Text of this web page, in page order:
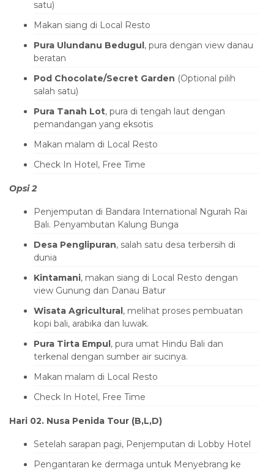
satu)
Makan siang di Local Resto
Pura Ulundanu Bedugul , pura dengan view danau
beratan
Pod Chocolate/Secret Garden (Optional pilih
salah satu)
Pura Tanah Lot, pura di tengah laut dengan
pemandangan yang eksotis
Makan malam di Local Resto
Check In Hotel, Free Time
Opsi 2
Penjemputan di Bandara International Ngurah Rai
Bali. Penyambutan Kalung Bunga
Desa Penglipuran, salah satu desa terbersih di
dunia
Kintamani, makan siang di Local Resto dengan
view Gunung dan Danau Batur
Wisata Agricultural , melihat proses pembuatan
kopi bali, arabika dan luwak.
Pura Tirta Empul , pura umat Hindu Bali dan
terkenal dengan sumber air sucinya.
Makan malam di Local Resto
Check In Hotel, Free Time
Hari 02. Nusa Penida Tour (B,L,D)
Setelah sarapan pagi, Penjemputan di Lobby Hotel
Pengantaran ke dermaga untuk Menyebrang ke